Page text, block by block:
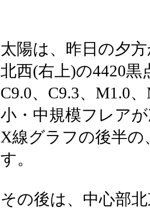
太陽は、昨日の夕
北西(右上)の4420
C9.0、C9.3、M1.0
小・中規模フレア
X線グラフの後半
す。
その後は、中心部